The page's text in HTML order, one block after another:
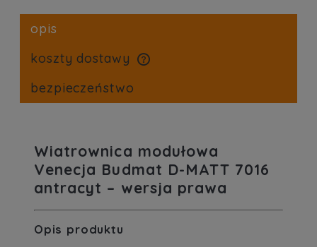
opis
koszty dostawy
bezpieczeństwo
Wiatrownica modułowa
Venecja Budmat D-MATT 7016
antracyt – wersja prawa
Opis produktu